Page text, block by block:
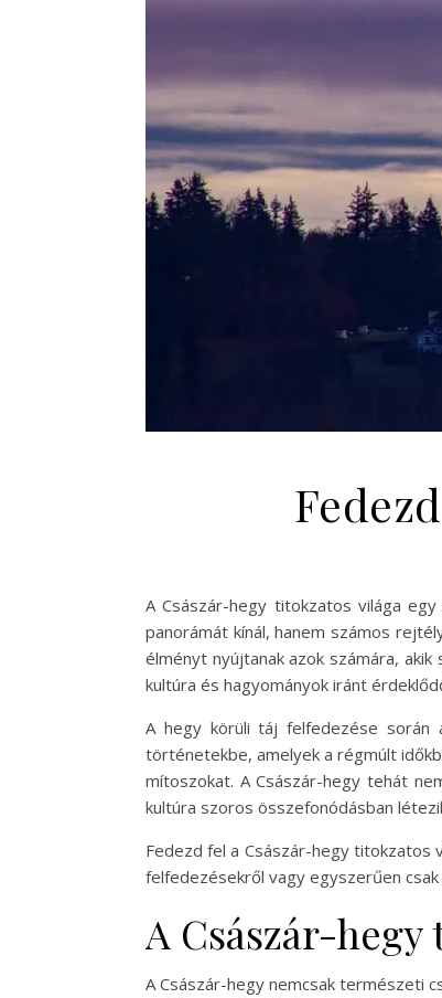
A Császár-hegy titokzatos világa
panorámát kínál, hanem számos
élményt nyújtanak azok számára,
kultúra és hagyományok iránt
A hegy körüli táj felfedezése során
történetekbe, amelyek a régmúlt
mítoszokat. A Császár-hegy tehát
kultúra szoros összefonódásban
Fedezd fel a Császár-hegy titokzatos
felfedezésekről vagy egyszerűen
A Császár-
A Császár-hegy nemcsak természeti